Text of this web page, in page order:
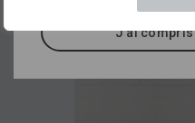
J'ai compris